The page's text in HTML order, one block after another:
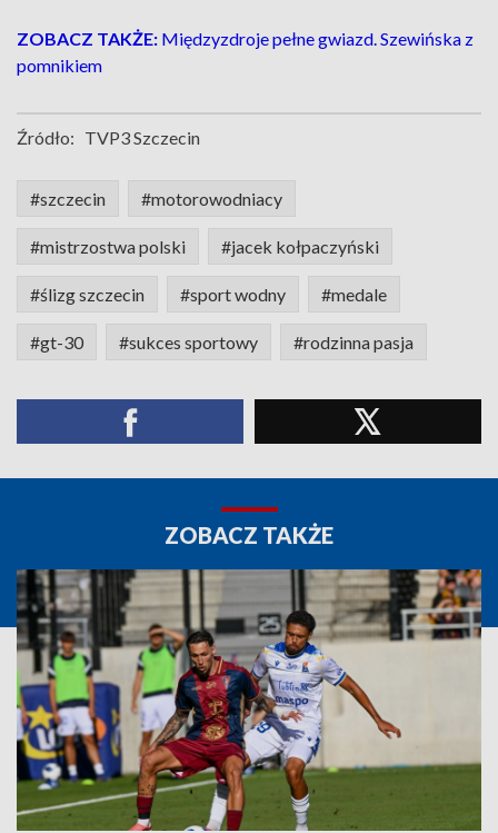
ZOBACZ TAKŻE: Międzyzdroje pełne gwiazd. Szewińska z
pomnikiem
Źródło: TVP3 Szczecin
#szczecin #motorowodniacy
#mistrzostwa polski #jacek kołpaczyński
#ślizg szczecin #sport wodny #medale
#gt-30 #sukces sportowy #rodzinna pasja
ZOBACZ TAKŻE